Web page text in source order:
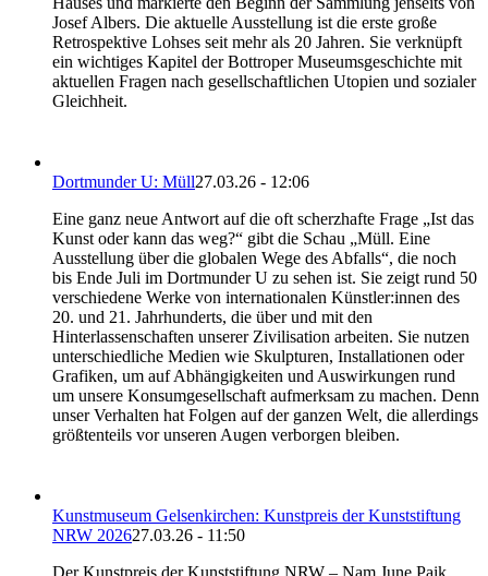
Josef Albers. Die aktuelle Ausstellung ist die erste große
Retrospektive Lohses seit mehr als 20 Jahren. Sie verknüpft
ein wichtiges Kapitel der Bottroper Museumsgeschichte mit
aktuellen Fragen nach gesellschaftlichen Utopien und sozialer
Gleichheit.
Dortmunder U: Müll27.03.26 - 12:06
Eine ganz neue Antwort auf die oft scherzhafte Frage „Ist das
Kunst oder kann das weg?“ gibt die Schau „Müll. Eine
Ausstellung über die globalen Wege des Abfalls“, die noch
bis Ende Juli im Dortmunder U zu sehen ist. Sie zeigt rund 50
verschiedene Werke von internationalen Künstler:innen des
20. und 21. Jahrhunderts, die über und mit den
Hinterlassenschaften unserer Zivilisation arbeiten. Sie nutzen
unterschiedliche Medien wie Skulpturen, Installationen oder
Grafiken, um auf Abhängigkeiten und Auswirkungen rund
um unsere Konsumgesellschaft aufmerksam zu machen. Denn
unser Verhalten hat Folgen auf der ganzen Welt, die allerdings
größtenteils vor unseren Augen verborgen bleiben.
Kunstmuseum Gelsenkirchen: Kunstpreis der Kunststiftung
NRW 202627.03.26 - 11:50
Der Kunstpreis der Kunststiftung NRW – Nam June Paik